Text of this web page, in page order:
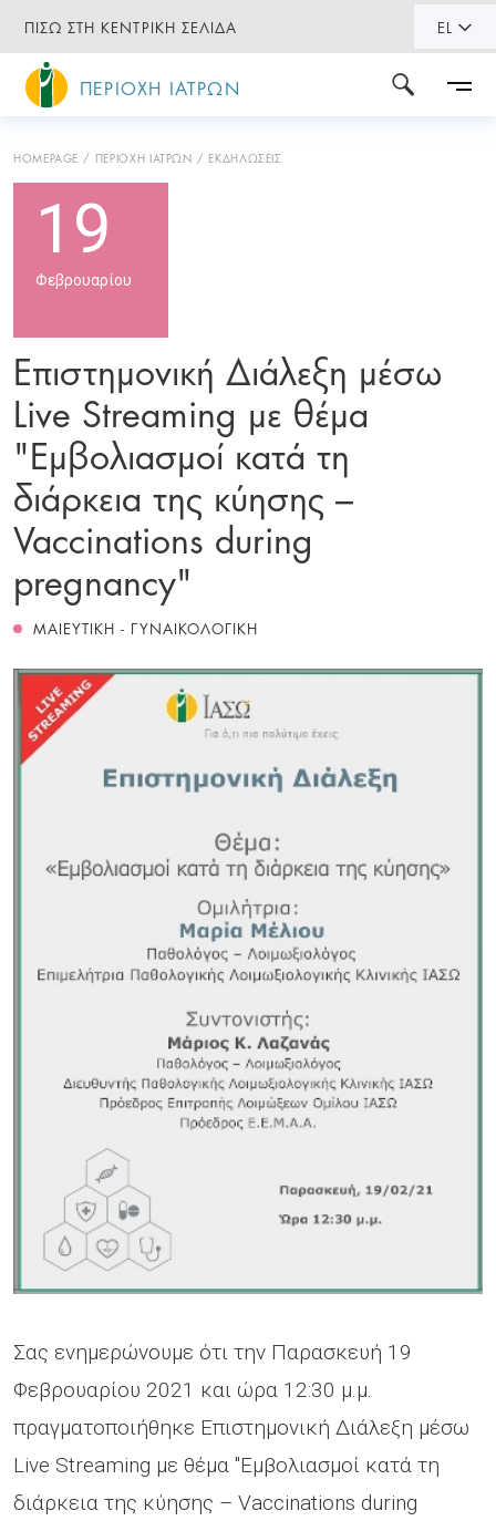
ΠΙΣΩ ΣΤΗ ΚΕΝΤΡΙΚΗ ΣΕΛΙΔΑ EL
ΠΕΡΙΟΧΗ ΙΑΤΡΩΝ
HOMEPAGE ΠΕΡΙΟΧΗ ΙΑΤΡΩΝ ΕΚΔΗΛΩΣΕΙΣ
19
Φεβρουαρίου
Επιστημονική Διάλεξη μέσω
Live Streaming με θέμα
"Εμβολιασμοί κατά τη
διάρκεια της κύησης –
Vaccinations during
pregnancy"
ΜΑΙΕΥΤΙΚΗ - ΓΥΝΑΙΚΟΛΟΓΙΚΗ
Σας ενημερώνουμε ότι την Παρασκευή 19
Φεβρουαρίου 2021 και ώρα 12:30 μ.μ.
πραγματοποιήθηκε Επιστημονική Διάλεξη μέσω
Live Streaming με θέμα "Εμβολιασμοί κατά τη
διάρκεια της κύησης – Vaccinations during